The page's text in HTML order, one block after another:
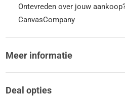
Ontevreden over jouw
CanvasCompany
Meer informatie
Deal opties